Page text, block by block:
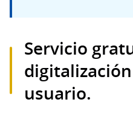
Servicio
usuario.